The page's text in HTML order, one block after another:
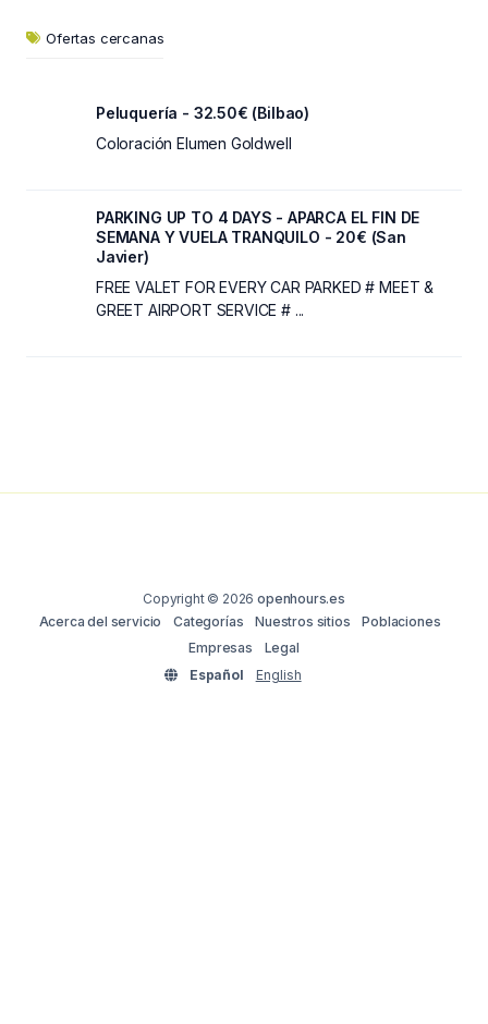
Ofertas cercanas
Peluquería - 32.50€ (Bilbao)
Coloración Elumen Goldwell
PARKING UP TO 4 DAYS - APARCA EL FIN DE
SEMANA Y VUELA TRANQUILO - 20€ (San
Javier)
FREE VALET FOR EVERY CAR PARKED # MEET &
GREET AIRPORT SERVICE # ...
Copyright © 2026openhours.es
Acerca del servicio
Categorías Nuestros sitios
Poblaciones
Empresas
Legal
Español
English